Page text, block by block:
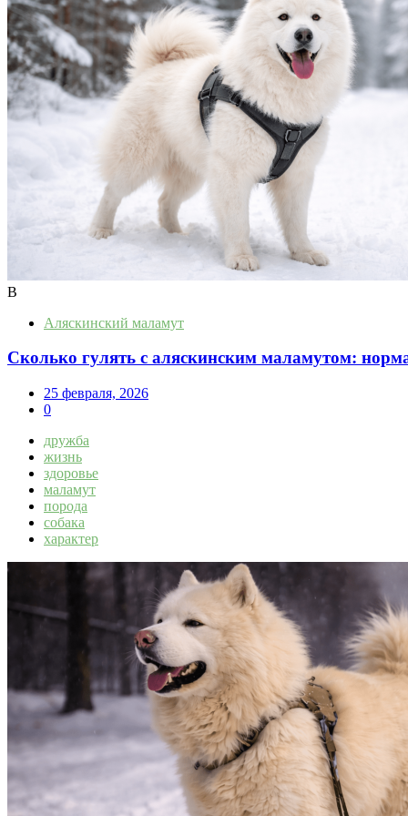
В
Аляскинский маламут
Сколько гулять с аляскинским маламутом:
25 февраля, 2026
0
дружба
жизнь
здоровье
маламут
порода
собака
характер